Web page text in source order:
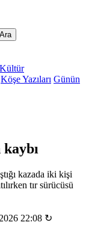
Ara
Kültür
Köşe Yazıları Günün
kazada iki kişi
tır sürücüsü
22:08 ↻